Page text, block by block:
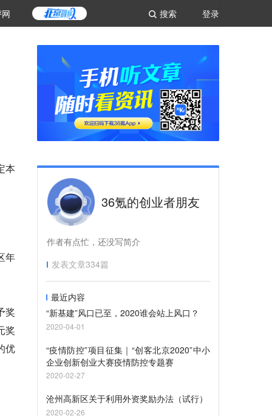
登录
搜索
本
年
奖
奖
优
36氪的创业者朋友
作者有点忙，还没写简介
发表文章334篇
最近内容
“新基建”风口已至，2020谁会站上风口？
2020-04-01
“疫情防控”项目征集｜“创客北京2020”中小
企业创新创业大赛疫情防控专题赛
2020-02-27
沧州高新区关于利用外资奖励办法（试行）
2020-02-26